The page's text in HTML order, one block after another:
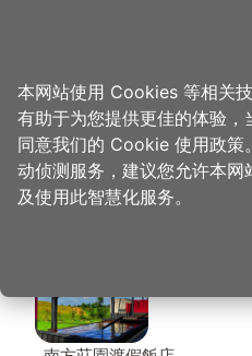
首页 > 想去的地方 > 住宿 > 青埔商
青埔商务旅
本网站使用 Cookies 等相关
有助于为您提供更佳的体验
同意我们的 Cookie 使用政策
动侦测服务，建议您允许本
及使用此智慧化服务。